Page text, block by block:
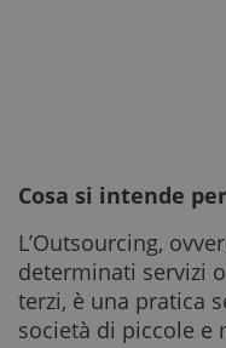
Cosa si intende
L’Outsourcing,
determinati servizi
terzi, è una pratica
società di piccole e